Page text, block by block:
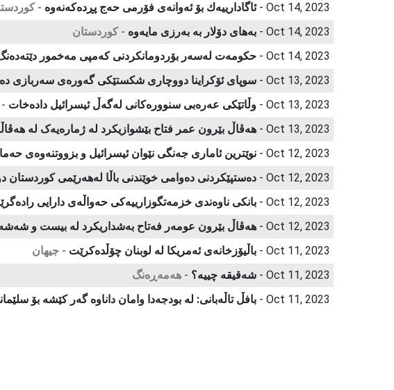
Oct 14, 2023 -
ئاگادارییەك بۆ ئەوانەی فۆرمی حەج پڕدەكەنەوە -
Oct 14, 2023 -
بەهای دۆلار بە بەرزی مایەوە - كوردستان
Oct 14, 2023 -
حكومەت لەسەر بۆردومانكردنی كەمپی مەخمور
Oct 13, 2023 -
سوپای ئۆكراینا دووچاری شكستێكی گەورەی سەربازی
Oct 13, 2023 -
وڵاتێكی عەرەبی سنوورەكانی لەگەڵ ئیسرائیل دادەخات
Oct 13, 2023 -
هەڤاڵ بێرون عمر فتاح بێشوازیکرد لە ژمارەیەک لە
Oct 12, 2023 -
نوێترین ئاماری جەنگی نێوان ئیسرائیل و بزووتنەوەی
Oct 12, 2023 -
دەستپێكردنی دەوامی خوێندنی باڵا لەهەرێمی كوردستان
Oct 12, 2023 -
بانكی ناوەندی خزمەتگوزارییەكی حەواڵەی دارایی
Oct 12, 2023 -
هەڤاڵ بێرون عومەر فەتاح بەشداریکرد لە بیست و
Oct 11, 2023 -
باڵیۆزخانەی ئەمریكا لە لوبنان چۆڵدەكرێت - جیهان
Oct 11, 2023 -
شەقیقە چییە؟ - هەمەڕەنگ
Oct 11, 2023 -
​بافڵ تاڵه‌بانی‌: له‌ بودجه‌دا وامان داناوه‌ گه‌ر كێشه‌ بۆ